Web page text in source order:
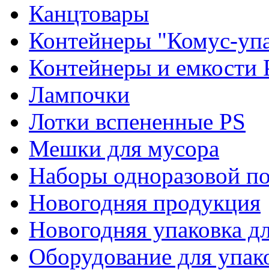
Канцтовары
Контейнеры "Комус-
Контейнеры и емкости
Лампочки
Лотки вспененные PS
Мешки для мусора
Наборы одноразовой
Новогодняя продукция
Новогодняя упаковка
Оборудование для